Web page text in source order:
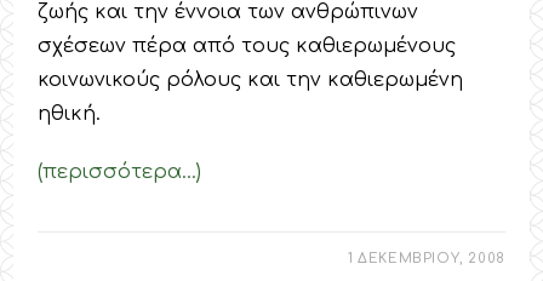
ζωής και την έννοια των ανθρώπινων
σχέσεων πέρα από τους καθιερωμένους
κοινωνικούς ρόλους και την καθιερωμένη
ηθική.
(περισσότερα…)
1 ΔΕΚΕΜΒΡΙΟΥ, 2008